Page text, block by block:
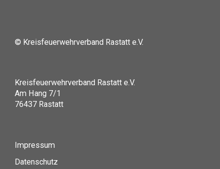
© Kreisfeuerwehrverband Rastatt e.V.
Kreisfeuerwehrverband Rastatt e.V.
Am Hang 7/1
76437 Rastatt
Impressum
Datenschutz